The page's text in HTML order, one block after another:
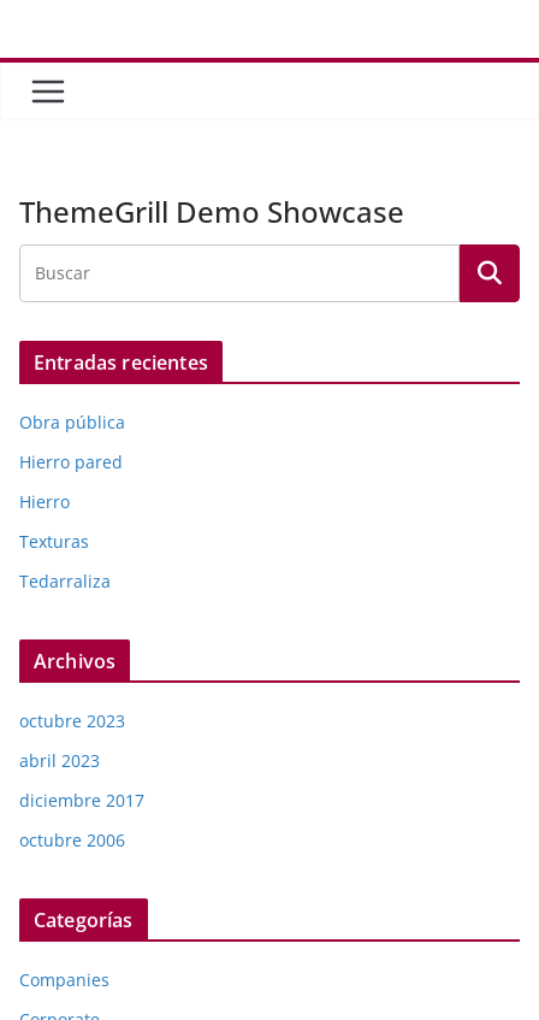
contenido
ThemeGrill Demo Showcase
Entradas recientes
Obra pública
Hierro pared
Hierro
Texturas
Tedarraliza
Archivos
octubre 2023
abril 2023
diciembre 2017
octubre 2006
Categorías
Companies